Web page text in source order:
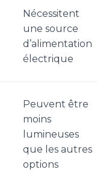
Nécessitent
une source
d’alimentation
électrique
Peuvent être
moins
lumineuses
que les autres
options